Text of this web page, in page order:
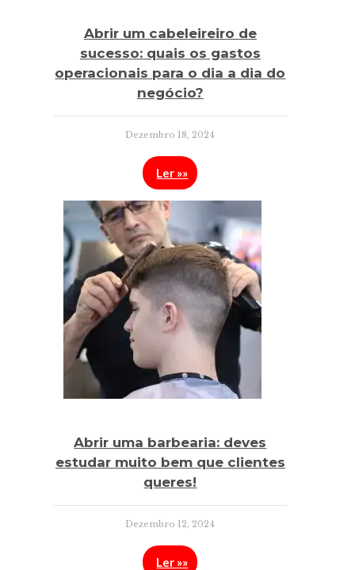
Abrir um cabeleireiro de
sucesso: quais os gastos
operacionais para o dia a dia do
negócio?
Dezembro 18, 2024
Ler »»
Abrir uma barbearia: deves
estudar muito bem que clientes
queres!
Dezembro 12, 2024
Ler »»